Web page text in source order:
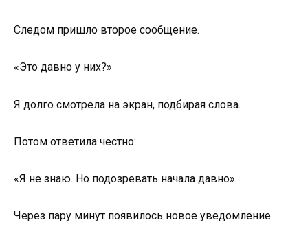
Следом пришло второе сообщение.
«Это давно у них?»
Я долго смотрела на экран, подбирая слова.
Потом ответила честно:
«Я не знаю. Но подозревать начала давно».
Через пару минут появилось новое уведомление.